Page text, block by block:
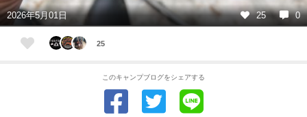
2026年5月01日 25 0
25
このキャンプブログをシェアする